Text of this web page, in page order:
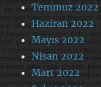
Temmuz 2022
Haziran 2022
Mayıs 2022
Nisan 2022
Mart 2022